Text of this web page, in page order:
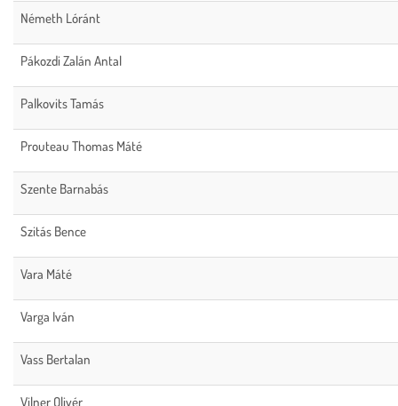
Németh Lóránt
Pákozdi Zalán Antal
Palkovits Tamás
Prouteau Thomas Máté
Szente Barnabás
Szitás Bence
Vara Máté
Varga Iván
Vass Bertalan
Vilner Olivér